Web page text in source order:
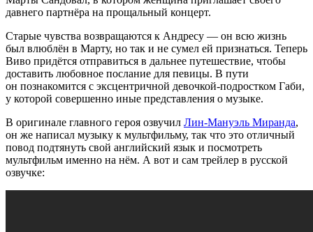
давнего партнёра на прощальный концерт.
Старые чувства возвращаются к Андресу — он всю жизнь
был влюблён в Марту, но так и не сумел ей признаться. Теперь
Виво придётся отправиться в дальнее путешествие, чтобы
доставить любовное послание для певицы. В пути
он познакомится с эксцентричной девочкой-подростком Габи,
у которой совершенно иные представления о музыке.
В оригинале главного героя озвучил Лин-Мануэль Миранда,
он же написал музыку к мультфильму, так что это отличный
повод подтянуть свой английский язык и посмотреть
мультфильм именно на нём. А вот и сам трейлер в русской
озвучке: